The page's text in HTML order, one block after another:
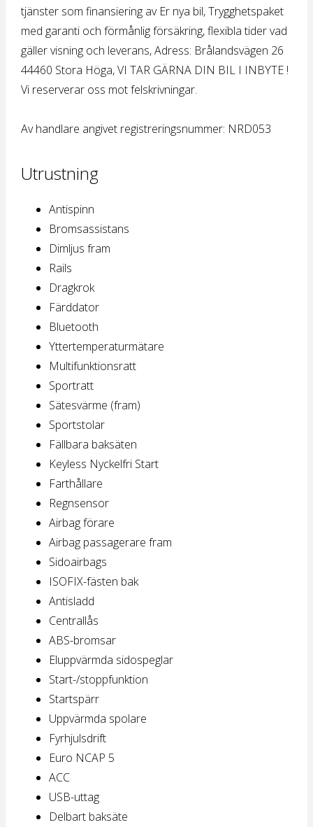
tjänster som finansiering av Er nya bil, Trygghetspaket
med garanti och förmånlig försäkring, flexibla tider vad
gäller visning och leverans, Adress: Brålandsvägen 26
44460 Stora Höga, VI TAR GÄRNA DIN BIL I INBYTE !
Vi reserverar oss mot felskrivningar.
Av handlare angivet registreringsnummer: NRD053
Utrustning
Antispinn
Bromsassistans
Dimljus fram
Rails
Dragkrok
Färddator
Bluetooth
Yttertemperaturmätare
Multifunktionsratt
Sportratt
Sätesvärme (fram)
Sportstolar
Fällbara baksäten
Keyless Nyckelfri Start
Farthållare
Regnsensor
Airbag förare
Airbag passagerare fram
Sidoairbags
ISOFIX-fästen bak
Antisladd
Centrallås
ABS-bromsar
Eluppvärmda sidospeglar
Start-/stoppfunktion
Startspärr
Uppvärmda spolare
Fyrhjulsdrift
Euro NCAP 5
ACC
USB-uttag
Delbart baksäte